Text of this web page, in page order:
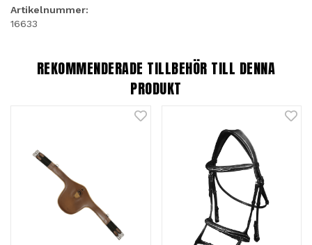
Artikelnummer:
16633
REKOMMENDERADE TILLBEHÖR TILL DENNA
PRODUKT